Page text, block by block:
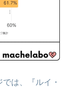
は、『ルイ・